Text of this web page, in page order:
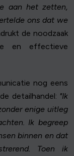
aan het zetten,
ons dat we
de noodzaak
en effectieve
nog eens
detailhandel: "Ik
enige uitleg
Ik begreep
binnen en dat
Toen ik